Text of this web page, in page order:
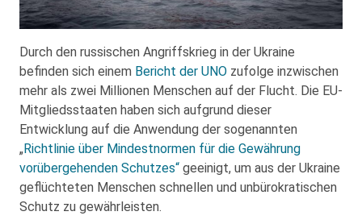
Durch den russischen Angriffskrieg in der Ukraine
befinden sich einem Bericht der UNO zufolge inzwischen
mehr als zwei Millionen Menschen auf der Flucht. Die EU-
Mitgliedsstaaten haben sich aufgrund dieser
Entwicklung auf die Anwendung der sogenannten
„Richtlinie über Mindestnormen für die Gewährung
vorübergehenden Schutzes“ geeinigt, um aus der Ukraine
geflüchteten Menschen schnellen und unbürokratischen
Schutz zu gewährleisten.